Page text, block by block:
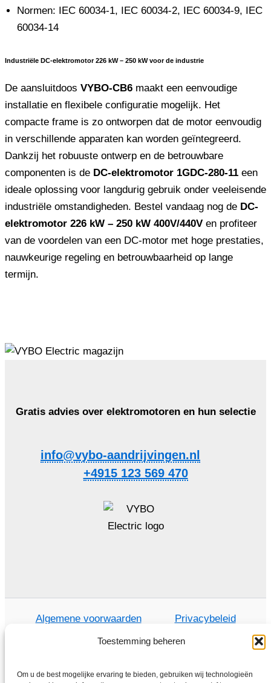
Toestemming beheren
Om u de best mogelijke ervaring te bieden, gebruiken wij technologieën
Normen: IEC 60034-1, IEC 60034-2, IEC 60034-9, IEC
60034-14
Industriële DC-elektromotor 226 kW – 250 kW voor de industrie
De aansluitdoos VYBO-CB6 maakt een eenvoudige
installatie en flexibele configuratie mogelijk. Het
compacte frame is zo ontworpen dat de motor eenvoudig
in verschillende apparaten kan worden geïntegreerd.
Dankzij het robuuste ontwerp en de betrouwbare
componenten is de DC-elektromotor 1GDC-280-11 een
ideale oplossing voor langdurig gebruik onder veeleisende
industriële omstandigheden. Bestel vandaag nog de DC-
elektromotor 226 kW – 250 kW 400V/440V en profiteer
van de voordelen van een DC-motor met hoge prestaties,
nauwkeurige regeling en betrouwbaarheid op lange
termijn.
Gratis advies over elektromotoren en hun selectie
info@vybo-aandrijvingen.nl
+4915 123 569 470
Algemene voorwaarden Privacybeleid